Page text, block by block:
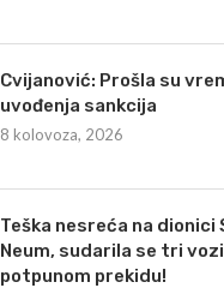
Cvijanović: Prošla su
uvođenja sankcija
8 kolovoza, 2026
Teška nesreća na dionici
Neum, sudarila se tri
potpunom prekidu!